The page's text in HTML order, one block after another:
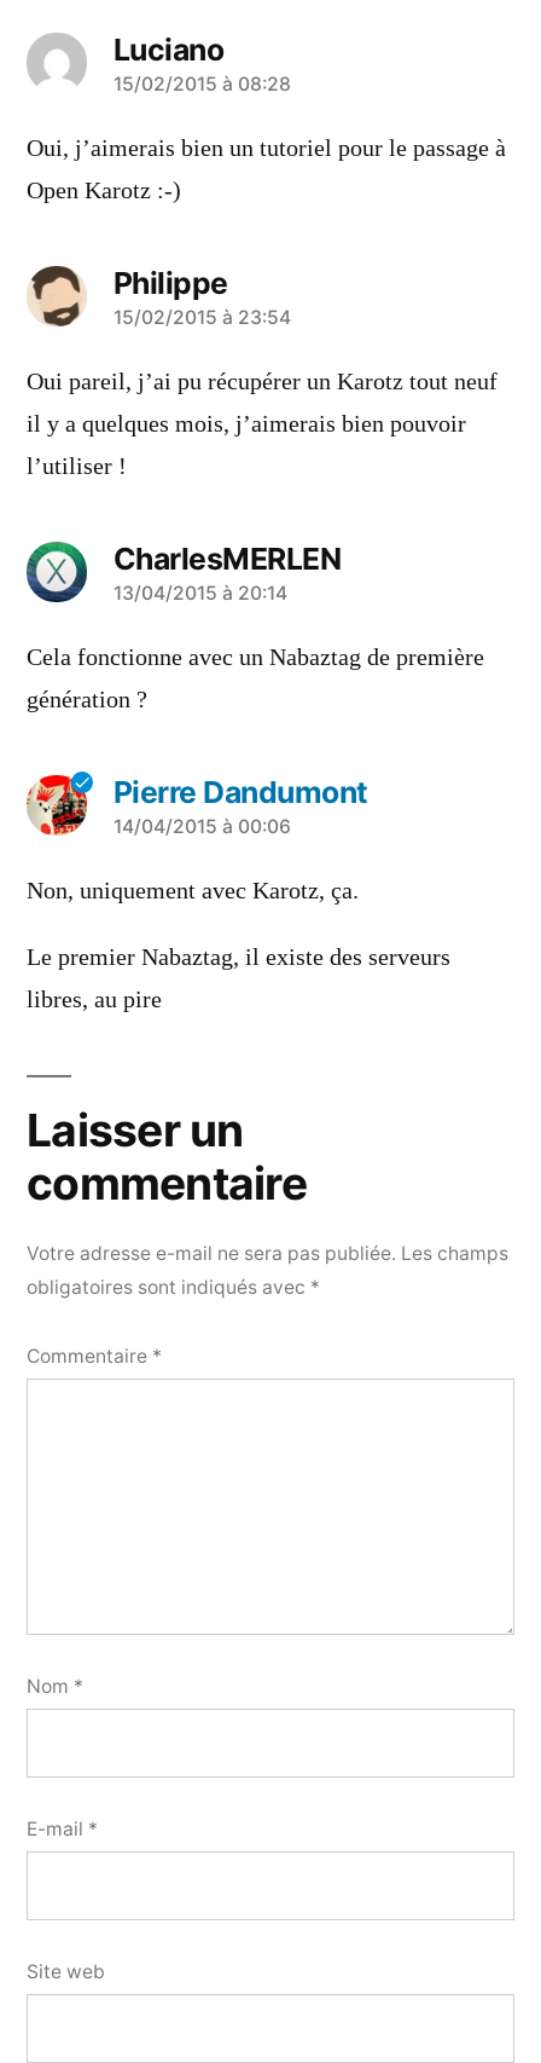
Luciano
a
dit :
15/02/2015 à 08:28
Oui, j’aimerais bien un tutoriel pour le passage à
Open Karotz :-)
Philippe
a
dit :
15/02/2015 à 23:54
Oui pareil, j’ai pu récupérer un Karotz tout neuf
il y a quelques mois, j’aimerais bien pouvoir
l’utiliser !
CharlesMERLEN
a
dit :
13/04/2015 à 20:14
Cela fonctionne avec un Nabaztag de première
génération ?
Pierre Dandumont
a
dit :
14/04/2015 à 00:06
Non, uniquement avec Karotz, ça.
Le premier Nabaztag, il existe des serveurs
libres, au pire
Laisser un
commentaire
Votre adresse e-mail ne sera pas publiée. Les champs
obligatoires sont indiqués avec *
Commentaire *
Nom *
E-mail *
Site web